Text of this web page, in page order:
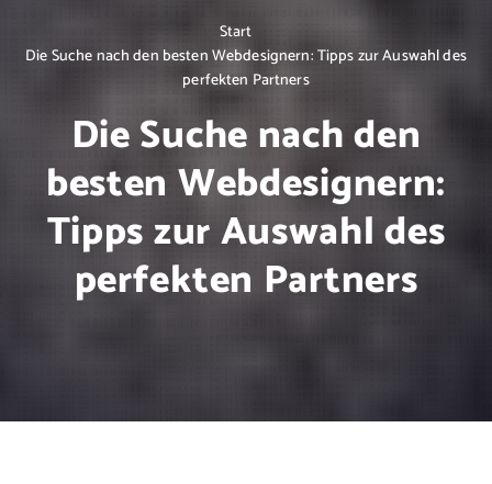
Start
Die Suche nach den besten Webdesignern: Tipps zur Auswahl des
perfekten Partners
Die Suche nach den
besten Webdesignern:
Tipps zur Auswahl des
perfekten Partners